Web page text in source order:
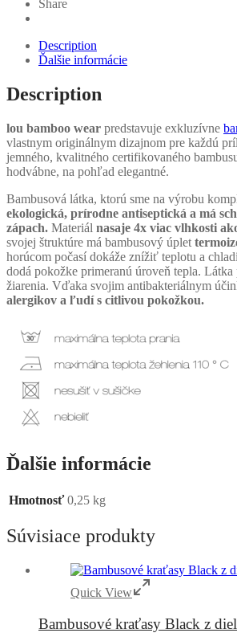
Share
Description
Ďalšie informácie
Description
lou bamboo wear predstavuje exkluzívne
vlastnym originálnym dizajnom pre každú
jemného, kvalitného certifikovaného
hodvábne, na pohľad elegantné.
Bambusová látka, ktorú sme na výrobu
ekologická, prírodne antiseptická a má
zápach. Materiál nasaje 4x viac vlhkosti
svojej štruktúre má bambusový úplet
horúcom počasí dokáže znížiť teplotu a
dodá pokožke primeranú úroveň tepla.
žiarenia. Vďaka svojim antibakteriálnym
alergikov a ľudí s citlivou pokožkou.
Ďalšie informácie
Hmotnosť 0,25 kg
Súvisiace produkty
Quick View
Bambusové kraťasy Black z